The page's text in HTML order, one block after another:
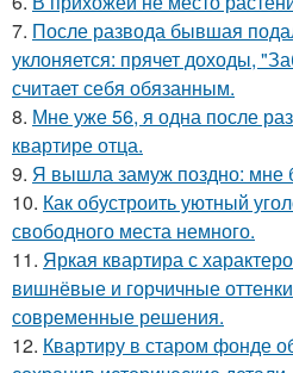
7. После развода бывшая
уклоняется: прячет доходы,
считает себя обязанным.
8. Мне уже 56, я одна после
квартире отца.
9. Я вышла замуж поздно: мне
10. Как обустроить уютный
свободного места немного.
11. Яркая квартира с
вишнёвые и горчичные
современные решения.
12. Квартиру в старом фонде